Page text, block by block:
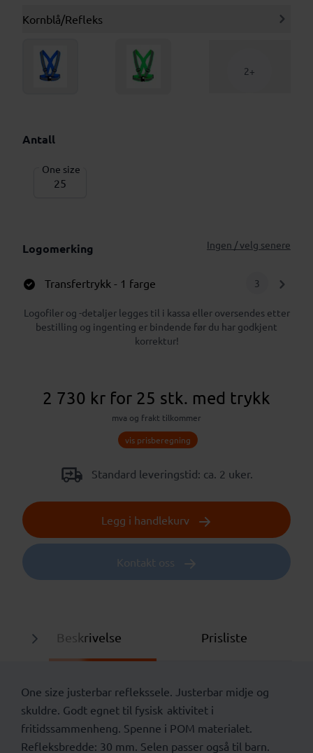
Kornblå/Refleks
2+
Antall
One size
Logomerking Ingen / velg senere
Transfertrykk - 1 farge 3
Logofiler og -detaljer legges til i kassa eller oversendes etter
bestilling og ingenting er bindende før du har godkjent
korrektur!
2 730 kr for 25 stk. med trykk
mva og frakt tilkommer
vis prisberegning
Standard leveringstid: ca. 2 uker.
Legg i handlekurv
Kontakt oss
Beskrivelse Prisliste
One size justerbar reflekssele. Justerbar midje og
skuldre. Godt egnet til fysisk aktivitet i
fritidssammenheng. Spenne i POM materialet.
Refleksbredde: 30 mm. Selen passer også til barn.